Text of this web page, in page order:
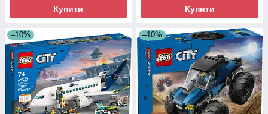
Купити Купити
–10% –10%